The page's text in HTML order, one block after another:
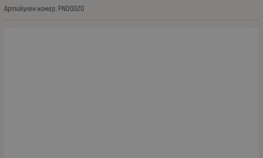
Артикулен номер: PND0020